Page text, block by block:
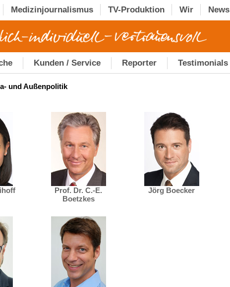
Medizinjournalismus TV-Produktion Wir News
Kunden / Service Reporter Testimonials
und Außenpolitik
Prof. Dr. C.-E.
Boetzkes
Jörg Boecker